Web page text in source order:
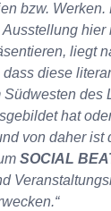
bzw. Werken.
hier
liegt
dass diese
Südwesten des
hat
von daher ist
SOCIAL